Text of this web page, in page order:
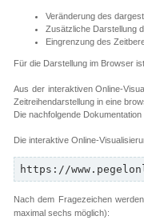
Veränderung des
Zusätzliche Darstellung
Eingrenzung des
Für die Darstellung im Browser
Aus der interaktiven Online-
Zeitreihendarstellung in eine
Die nachfolgende
Die interaktive Online-
https://
Nach dem Fragezeichen
maximal sechs möglich):